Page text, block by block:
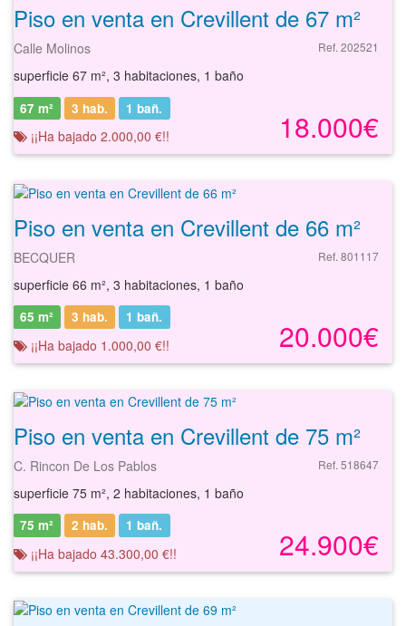
Piso en venta en Crevillent de 67 m²
Calle Molinos Ref. 202521
superficie 67 m², 3 habitaciones, 1 baño
18.000€
67 m² 3 hab. 1 bañ.
¡¡Ha bajado 2.000,00 €!!
Piso en venta en Crevillent de 66 m²
BECQUER Ref. 801117
superficie 66 m², 3 habitaciones, 1 baño
20.000€
65 m² 3 hab. 1 bañ.
¡¡Ha bajado 1.000,00 €!!
Piso en venta en Crevillent de 75 m²
C. Rincon De Los Pablos Ref. 518647
superficie 75 m², 2 habitaciones, 1 baño
24.900€
75 m² 2 hab. 1 bañ.
¡¡Ha bajado 43.300,00 €!!